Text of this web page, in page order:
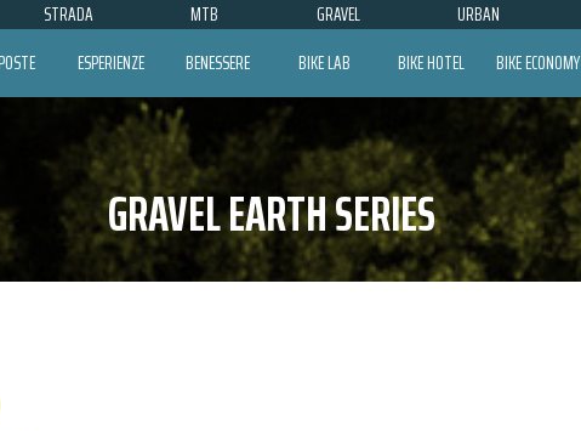
STRADA MTB GRAVEL URBAN
ESPERIENZE BENESSERE BIKE LAB BIKE HOTEL BIKE ECONOMY
GRAVEL EARTH SERIES